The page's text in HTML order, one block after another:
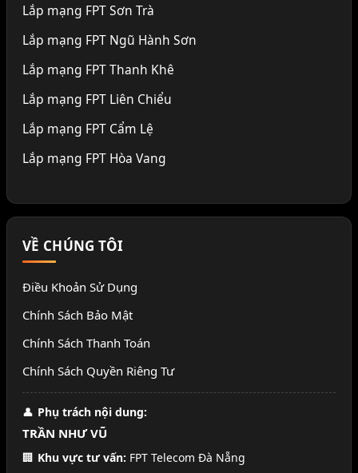
Lắp mạng FPT Sơn Trà
Lắp mạng FPT Ngũ Hành Sơn
Lắp mạng FPT Thanh Khê
Lắp mạng FPT Liên Chiểu
Lắp mạng FPT Cẩm Lệ
Lắp mạng FPT Hòa Vang
VỀ CHÚNG TÔI
Điều Khoản Sử Dụng
Chính Sách Bảo Mật
Chính Sách Thanh Toán
Chính Sách Quyền Riêng Tư
👤 Phụ trách nội dung:
TRẦN NHƯ VŨ
🏢 Khu vực tư vấn: FPT Telecom Đà Nẵng